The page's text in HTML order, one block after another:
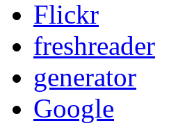
Flickr
freshreader
generator
Google